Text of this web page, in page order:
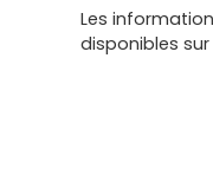
Les
disponibles